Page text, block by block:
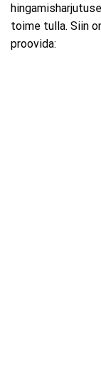
toime tulla. Siin
proovida: